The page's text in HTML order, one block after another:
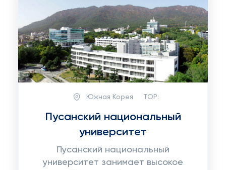
Южная Корея TOP:
Пусанский национальный
университет
Пусанский национальный
университет занимает высокое